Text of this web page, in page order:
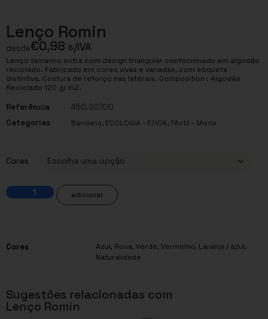
Lenço Romin
desde€0,98 s/IVA
Lenço tamanho extra com design triangular confecionado em algodão
reciclado. Fabricado em cores vivas e variadas, com etiqueta
distintiva. Costura de reforço nas laterais. Composition : Algodão
Reciclado 120 g/ m2.
Referência
450.20700
Categorias
Bandana, ECOLOGIA - ÉTICA,Têxtil - Moda
Cores
adicionar
Cores Azul, Rosa, Verde, Vermelho, Laranja / azul,
Naturalidade
Sugestões relacionadas com
Lenço Romin